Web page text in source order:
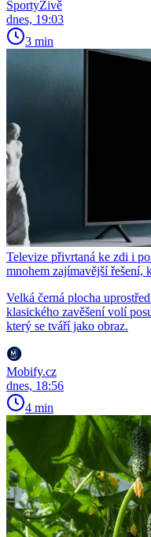
SportyŽivě
dnes, 19:03
3 min
Televize přivrtaná ke zdi i
mnohem zajímavější řešení,
Velká černá plocha
klasického zavěšení volí
který se tváří jako obraz.
Mobify.cz
dnes, 18:56
4 min